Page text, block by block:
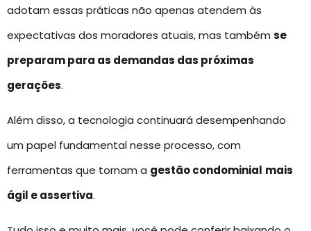
adotam essas práticas não apenas atendem às
expectativas dos moradores atuais, mas também se
preparam para as demandas das próximas
gerações.
Além disso, a tecnologia continuará desempenhando
um papel fundamental nesse processo, com
ferramentas que tornam a gestão condominial mais
ágil e assertiva.